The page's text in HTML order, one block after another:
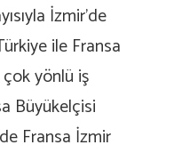
İzmir’de
ile Fransa
yönlü iş
Büyükelçisi
Fransa İzmir